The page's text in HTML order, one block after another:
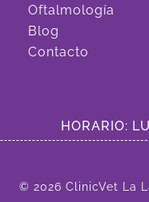
Oftalmología
Blog
Contacto
HORARIO:
© 2026 ClinicVet La